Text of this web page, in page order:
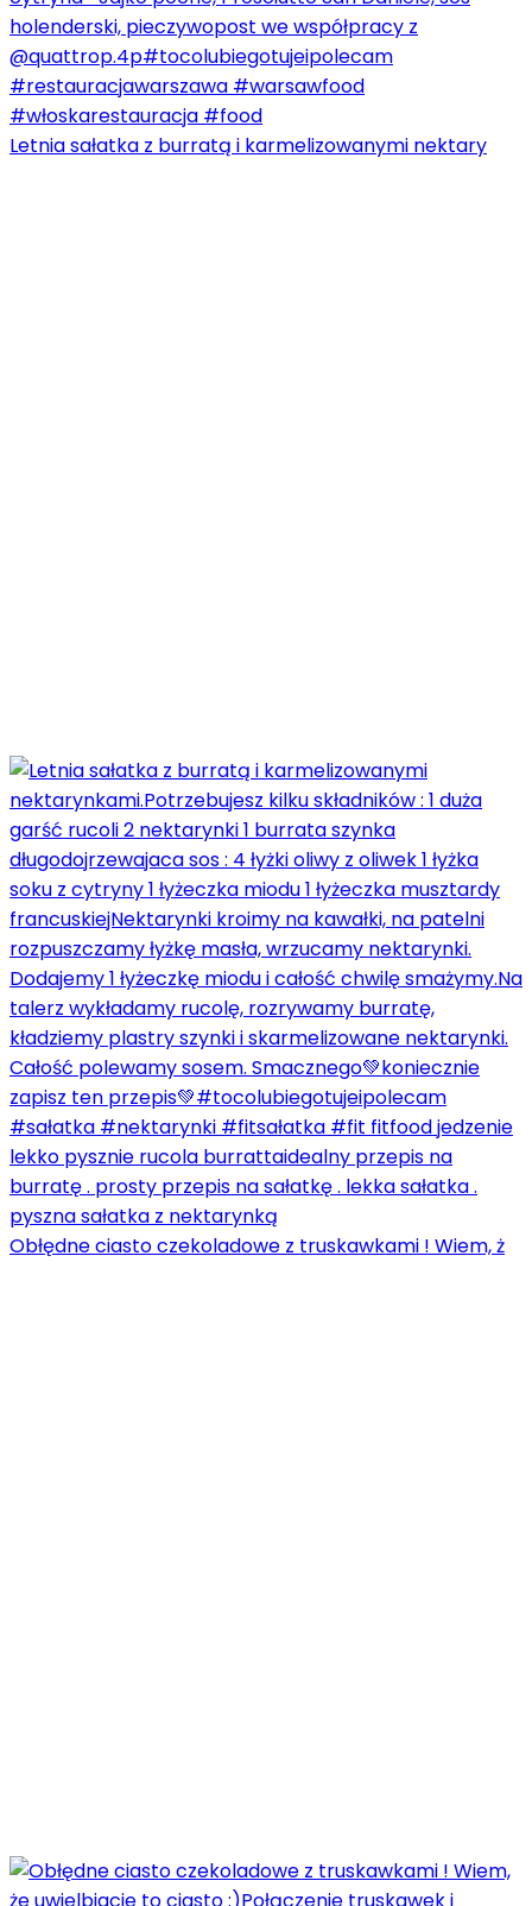
Letnia sałatka z burratą i karmelizowanymi nektary
Obłędne ciasto czekoladowe z truskawkami ! Wiem, ż